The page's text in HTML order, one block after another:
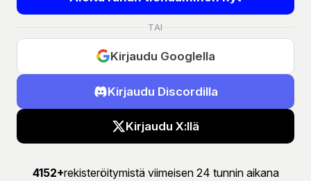
TAI
Kirjaudu Googlella
Kirjaudu Discordilla
Kirjaudu X:llä
4152+rekisteröitymistä viimeisen 24 tunnin aikana